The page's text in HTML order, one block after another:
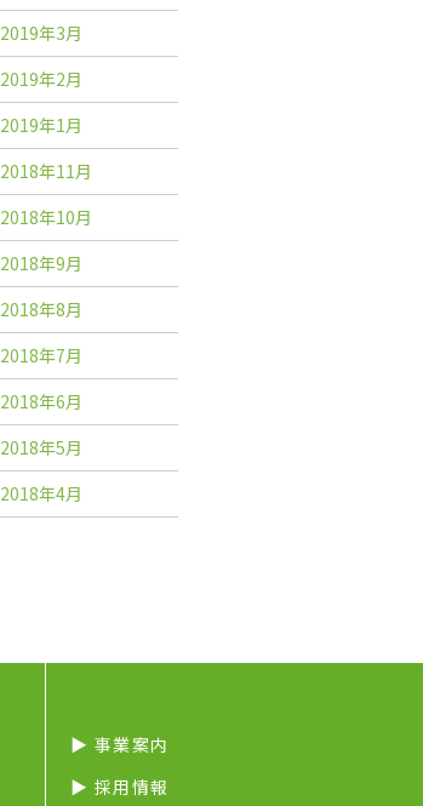
2019年3月
2019年2月
2019年1月
2018年11月
2018年10月
2018年9月
2018年8月
2018年7月
2018年6月
2018年5月
2018年4月
▶︎ 事業案内
▶︎ 採用情報